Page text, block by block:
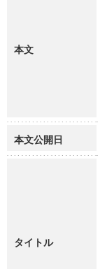
本文
本文公開日
タイトル